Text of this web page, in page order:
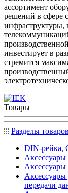
ассортимент
решений в сфере
инфраструктуры,
инвестирует в
стремится
Товары
Разделы товаров
DIN-рейка,
Аксессуары
Аксессуары
передачи